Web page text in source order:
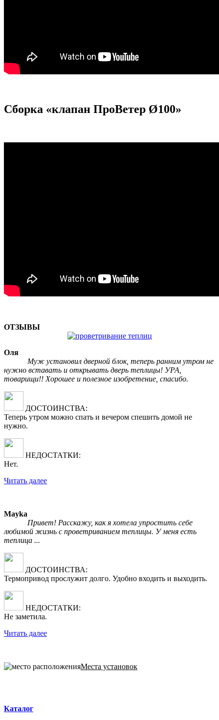
Сборка «клапан ПроВетер Ø100»
ОТЗЫВЫ
Оля
Муж установил дверной блок, теперь ранним утром не
нужно вставать и открывать дверь теплицы! УРА,
товарищи!! Хорошее и полезное изобретение, спасибо.
ДОСТОИНСТВА:
Теперь утром можно спать и вечером спешить домой не
нужно.
НЕДОСТАТКИ:
Нет.
Читать далее
Mayka
Привет! Расскажу, как я хотела упростить себе
любимой жизнь с проветриванием теплицы. У меня есть
теплица ...
ДОСТОИНСТВА:
Термопривод прослужит долго. Удобно входить и выходить.
НЕДОСТАТКИ:
Не заметила.
Читать далее
Места установок
Каталог